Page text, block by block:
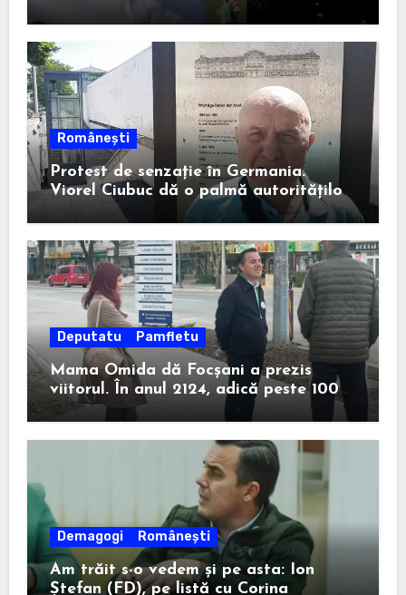
Românești
Protest de senzație în Germania.
Viorel Ciubuc dă o palmă autorităților
din România. Bravo, domnule inginer!
Deputatu Pamfletu
Mama Omida dă Focșani a prezis
viitorul. În anul 2124, adică peste 100
de ani, un anume Ion Ștefan va câștiga
Demagogi Românești
Am trăit s-o vedem și pe asta: Ion
Ștefan (FD), pe listă cu Corina